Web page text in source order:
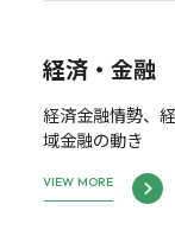
経済・金融
経済金融情勢、
域金融の動き
VIEW MORE